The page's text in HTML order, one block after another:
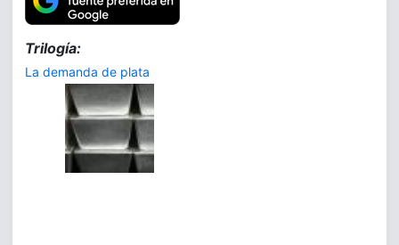
Trilogía:
La demanda de plata